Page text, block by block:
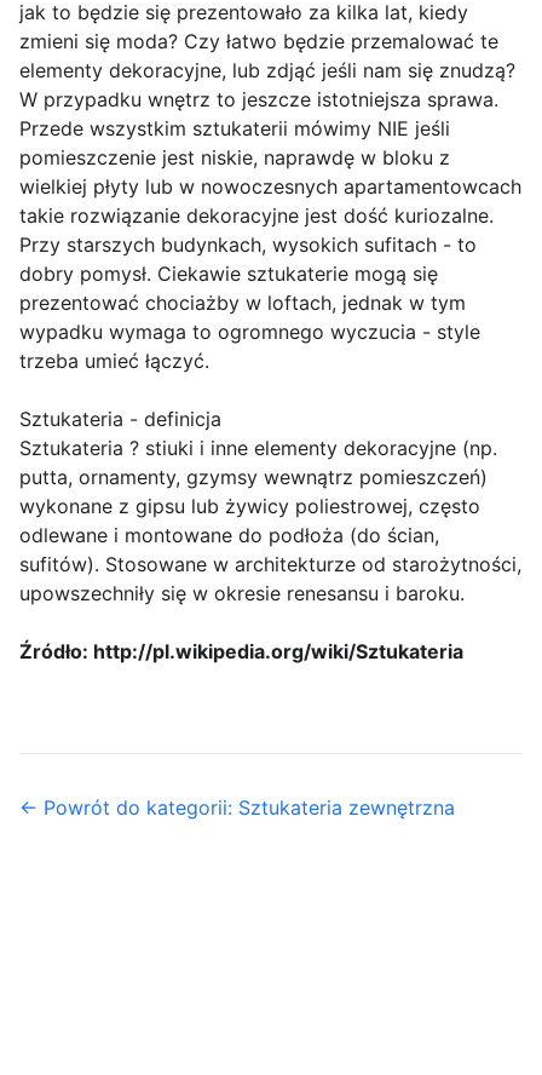
jak to będzie się prezentowało za kilka lat, kiedy
zmieni się moda? Czy łatwo będzie przemalować te
elementy dekoracyjne, lub zdjąć jeśli nam się znudzą?
W przypadku wnętrz to jeszcze istotniejsza sprawa.
Przede wszystkim sztukaterii mówimy NIE jeśli
pomieszczenie jest niskie, naprawdę w bloku z
wielkiej płyty lub w nowoczesnych apartamentowcach
takie rozwiązanie dekoracyjne jest dość kuriozalne.
Przy starszych budynkach, wysokich sufitach - to
dobry pomysł. Ciekawie sztukaterie mogą się
prezentować chociażby w loftach, jednak w tym
wypadku wymaga to ogromnego wyczucia - style
trzeba umieć łączyć.
Sztukateria - definicja
Sztukateria ? stiuki i inne elementy dekoracyjne (np.
putta, ornamenty, gzymsy wewnątrz pomieszczeń)
wykonane z gipsu lub żywicy poliestrowej, często
odlewane i montowane do podłoża (do ścian,
sufitów). Stosowane w architekturze od starożytności,
upowszechniły się w okresie renesansu i baroku.
Źródło: http://pl.wikipedia.org/wiki/Sztukateria
← Powrót do kategorii: Sztukateria zewnętrzna